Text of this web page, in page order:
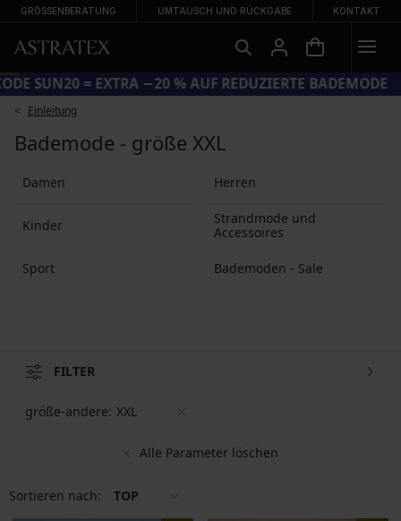
GRÖSSENBERATUNG UMTAUSCH UND RÜCKGABE KONTAKT
CODE SUN20 = EXTRA −20 % AUF REDUZIERTE BADEMODE
Einleitung
Bademode - größe XXL
Damen Herren
Kinder
Strandmode und
Accessoires
Sport Bademoden - Sale
FILTER
Alle Parameter löschen
größe-andere: XXL
Sortieren nach: TOP